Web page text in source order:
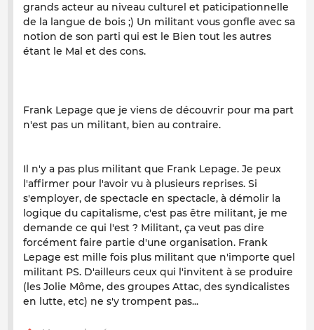
grands acteur au niveau culturel et paticipationnelle
de la langue de bois ;) Un militant vous gonfle avec sa
notion de son parti qui est le Bien tout les autres
étant le Mal et des cons.
Frank Lepage que je viens de découvrir pour ma part
n'est pas un militant, bien au contraire.
Il n'y a pas plus militant que Frank Lepage. Je peux
l'affirmer pour l'avoir vu à plusieurs reprises. Si
s'employer, de spectacle en spectacle, à démolir la
logique du capitalisme, c'est pas être militant, je me
demande ce qui l'est ? Militant, ça veut pas dire
forcément faire partie d'une organisation. Frank
Lepage est mille fois plus militant que n'importe quel
militant PS. D'ailleurs ceux qui l'invitent à se produire
(les Jolie Môme, des groupes Attac, des syndicalistes
en lutte, etc) ne s'y trompent pas...